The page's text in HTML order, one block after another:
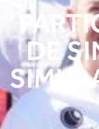
DE